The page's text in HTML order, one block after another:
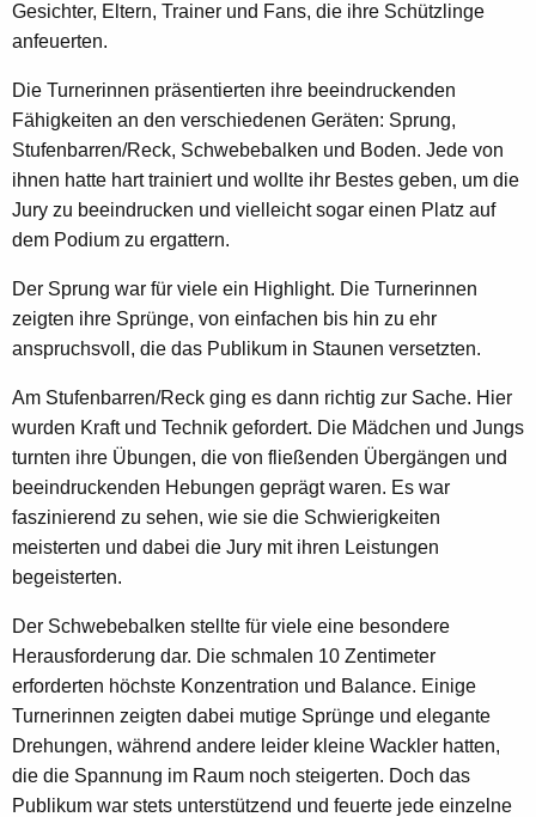
Gesichter, Eltern, Trainer und Fans, die ihre Schützlinge
anfeuerten.
Die Turnerinnen präsentierten ihre beeindruckenden
Fähigkeiten an den verschiedenen Geräten: Sprung,
Stufenbarren/Reck, Schwebebalken und Boden. Jede von
ihnen hatte hart trainiert und wollte ihr Bestes geben, um die
Jury zu beeindrucken und vielleicht sogar einen Platz auf
dem Podium zu ergattern.
Der Sprung war für viele ein Highlight. Die Turnerinnen
zeigten ihre Sprünge, von einfachen bis hin zu ehr
anspruchsvoll, die das Publikum in Staunen versetzten.
Am Stufenbarren/Reck ging es dann richtig zur Sache. Hier
wurden Kraft und Technik gefordert. Die Mädchen und Jungs
turnten ihre Übungen, die von fließenden Übergängen und
beeindruckenden Hebungen geprägt waren. Es war
faszinierend zu sehen, wie sie die Schwierigkeiten
meisterten und dabei die Jury mit ihren Leistungen
begeisterten.
Der Schwebebalken stellte für viele eine besondere
Herausforderung dar. Die schmalen 10 Zentimeter
erforderten höchste Konzentration und Balance. Einige
Turnerinnen zeigten dabei mutige Sprünge und elegante
Drehungen, während andere leider kleine Wackler hatten,
die die Spannung im Raum noch steigerten. Doch das
Publikum war stets unterstützend und feuerte jede einzelne